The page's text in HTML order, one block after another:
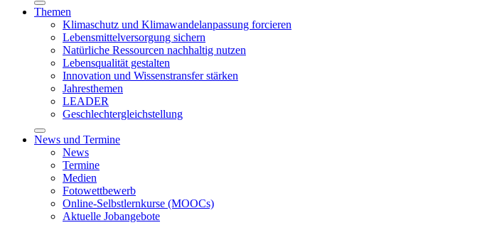
Themen
Klimaschutz und Klimawandelanpassung forcieren
Lebensmittelversorgung sichern
Natürliche Ressourcen nachhaltig nutzen
Lebensqualität gestalten
Innovation und Wissenstransfer stärken
Jahresthemen
LEADER
Geschlechtergleichstellung
News und Termine
News
Termine
Medien
Fotowettbewerb
Online-Selbstlernkurse (MOOCs)
Aktuelle Jobangebote